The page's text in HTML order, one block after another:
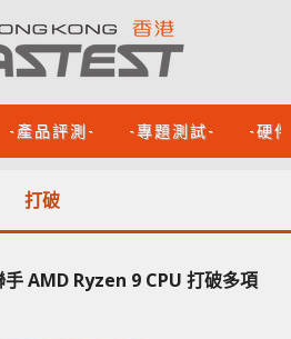
-產品評測- -專題測試- -硬
打破
AMD Ryzen 9 CPU 打破多項